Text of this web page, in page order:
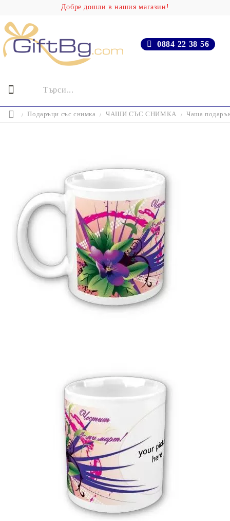
Добре дошли в нашия магазин!
0884 22 38 56
Подаръци със снимка ЧАШИ СЪС СНИМКА Чаша